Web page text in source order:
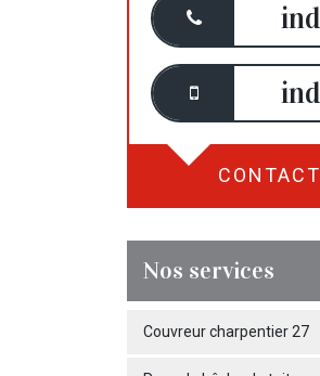
Nos services
Couvreur charpentier 27